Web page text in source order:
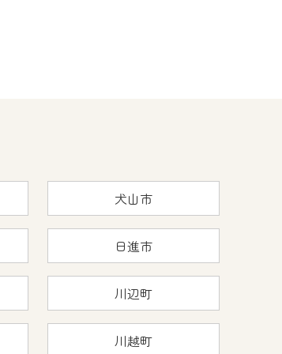
犬山市
日進市
川辺町
川越町